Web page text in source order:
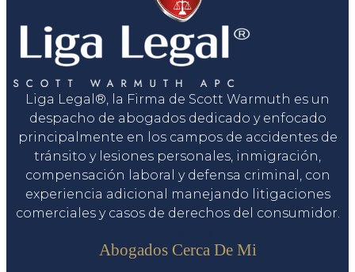
Liga Legal®, la Firma de Scott Warmuth es un
despacho de abogados dedicado y enfocado
principalmente en los campos de accidentes de
tránsito y lesiones personales, inmigración,
compensación laboral y defensa criminal, con
experiencia adicional manejando litigaciones
comerciales y casos de derechos del consumidor.
Abogados Cerca De Mi